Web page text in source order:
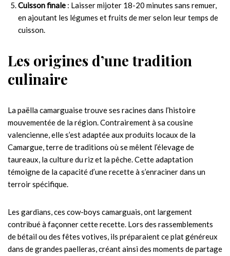
Cuisson finale : Laisser mijoter 18-20 minutes sans remuer,
en ajoutant les légumes et fruits de mer selon leur temps de
cuisson.
Les origines d’une tradition
culinaire
La paëlla camarguaise trouve ses racines dans l’histoire
mouvementée de la région. Contrairement à sa cousine
valencienne, elle s’est adaptée aux produits locaux de la
Camargue, terre de traditions où se mêlent l’élevage de
taureaux, la culture du riz et la pêche. Cette adaptation
témoigne de la capacité d’une recette à s’enraciner dans un
terroir spécifique.
Les gardians, ces cow-boys camarguais, ont largement
contribué à façonner cette recette. Lors des rassemblements
de bétail ou des fêtes votives, ils préparaient ce plat généreux
dans de grandes paelleras, créant ainsi des moments de partage